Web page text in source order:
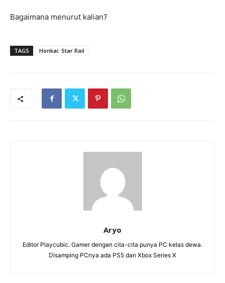
Bagaimana menurut kalian?
TAGS Honkai: Star Rail
Aryo
Editor Playcubic. Gamer dengan cita-cita punya PC kelas dewa.
Disamping PCnya ada PS5 dan Xbox Series X